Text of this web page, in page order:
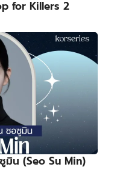
for Killers 2
น (Seo Su Min)